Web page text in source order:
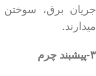
جریان برق،
میدارند.
۳-پیشبند چرم